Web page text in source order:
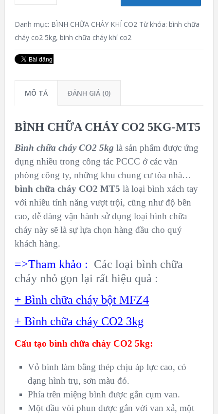
Danh mục: BÌNH CHỮA CHÁY KHÍ CO2 Từ khóa: bình chữa
cháy co2 5kg, bình chữa cháy khí co2
MÔ TẢ ĐÁNH GIÁ (0)
BÌNH CHỮA CHÁY CO2 5KG-MT5
Bình chữa cháy CO2 5kg là sản phẩm được ứng
dụng nhiều trong công tác PCCC ở các văn
phòng công ty, những khu chung cư tòa nhà…
bình chữa cháy CO2 MT5 là loại bình xách tay
với nhiều tính năng vượt trội, cũng như độ bền
cao, dễ dàng vận hành sử dụng loại bình chữa
cháy này sẽ là sự lựa chọn hàng đầu cho quý
khách hàng.
=>Tham khảo : Các loại bình chữa
cháy nhỏ gọn lại rất hiệu quả :
+ Bình chữa cháy bột MFZ4
+ Bình chữa cháy CO2 3kg
Cấu tạo bình chữa cháy CO2 5kg:
Vỏ bình làm bằng thép chịu áp lực cao, có
dạng hình trụ, sơn màu đỏ.
Phía trên miệng bình được gắn cụm van.
Một đầu vòi phun được gắn với van xả, một